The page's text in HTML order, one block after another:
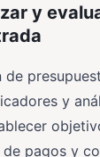
y
y
pagos y